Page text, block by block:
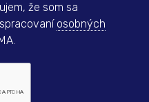
že som sa
osobných